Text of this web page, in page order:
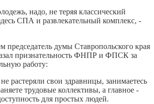
надо, не теряя классический
СПА и развлекательный комплекс, -
председатель думы Ставропольского края
признательность ФНПР и ФПСК за
работу:
растеряли свои здравницы, занимаетесь
трудовые коллективы, а главное -
для простых людей.